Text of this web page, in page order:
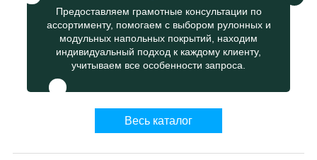
Предоставляем грамотные консультации по
ассортименту, помогаем с выбором рулонных и
модульных напольных покрытий, находим
индивидуальный подход к каждому клиенту,
учитываем все особенности запроса.
Весь каталог